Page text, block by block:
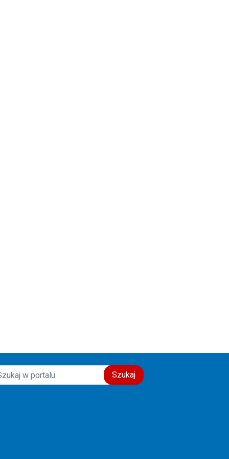
Szukaj